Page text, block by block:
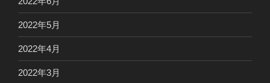
2022年5月
2022年4月
2022年3月